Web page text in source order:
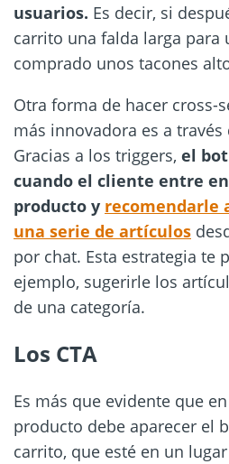
usuarios. Es decir, si
carrito una falda larga para
comprado unos tacones
Otra forma de hacer cross-
más innovadora es a
Gracias a los triggers, el
cuando el cliente entre
producto y recomendarle
una serie de artículos
por chat. Esta estrategia te
ejemplo, sugerirle los
de una categoría.
Los CTA
Es más que evidente que
producto debe aparecer el
carrito, que esté en un